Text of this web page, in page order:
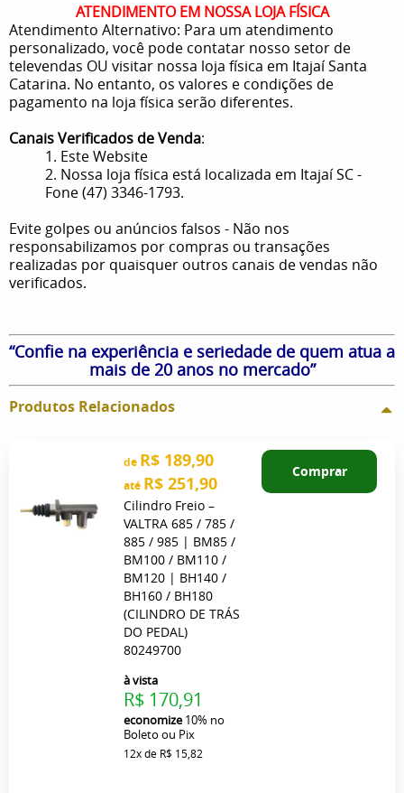
ATENDIMENTO EM NOSSA LOJA FÍSICA
Atendimento Alternativo: Para um atendimento
personalizado, você pode contatar nosso setor de
televendas OU visitar nossa loja física em Itajaí Santa
Catarina. No entanto, os valores e condições de
pagamento na loja física serão diferentes.
Canais Verificados de Venda:
1. Este Website
2. Nossa loja física está localizada em Itajaí SC -
Fone (47) 3346-1793.
Evite golpes ou anúncios falsos - Não nos
responsabilizamos por compras ou transações
realizadas por quaisquer outros canais de vendas não
verificados.
“Confie na experiência e seriedade de quem atua a
mais de 20 anos no mercado”
Produtos Relacionados
Cilindro Freio –
VALTRA 685 / 785 /
885 / 985 | BM85 /
BM100 / BM110 /
BM120 | BH140 /
BH160 / BH180
(CILINDRO DE TRÁS
DO PEDAL)
80249700
de R$ 189,90
até R$ 251,90
à vista
R$ 170,91
economize10% no
Boleto ou Pix
12xde R$ 15,82
Comprar